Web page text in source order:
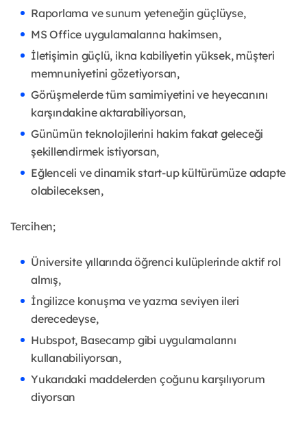
Raporlama ve sunum yeteneğin güçlüyse,
MS Office uygulamalarına hakimsen,
İletişimin güçlü, ikna kabiliyetin yüksek, müşteri
memnuniyetini gözetiyorsan,
Görüşmelerde tüm samimiyetini ve heyecanını
karşındakine aktarabiliyorsan,
Günümün teknolojilerini hakim fakat geleceği
şekillendirmek istiyorsan,
Eğlenceli ve dinamik start-up kültürümüze adapte
olabileceksen,
Tercihen;
Üniversite yıllarında öğrenci kulüplerinde aktif rol
almış,
İngilizce konuşma ve yazma seviyen ileri
derecedeyse,
Hubspot, Basecamp gibi uygulamalarını
kullanabiliyorsan,
Yukarıdaki maddelerden çoğunu karşılıyorum
diyorsan